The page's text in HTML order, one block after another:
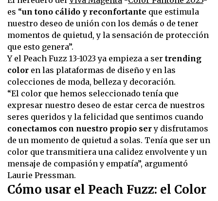
es “un tono cálido y reconfortante que estimula
nuestro deseo de unión con los demás o de tener
momentos de quietud, y la sensación de protección
que esto genera”.
Y el Peach Fuzz 13-1023 ya empieza a ser trending
color en las plataformas de diseño y en las
colecciones de moda, belleza y decoración.
“El color que hemos seleccionado tenía que
expresar nuestro deseo de estar cerca de nuestros
seres queridos y la felicidad que sentimos cuando
conectamos con nuestro propio sery disfrutamos
de un momento de quietud a solas. Tenía que ser un
color que transmitiera una calidez envolvente y un
mensaje de compasión y empatía”, argumentó
Laurie Pressman.
Cómo usar el Peach Fuzz: el Color